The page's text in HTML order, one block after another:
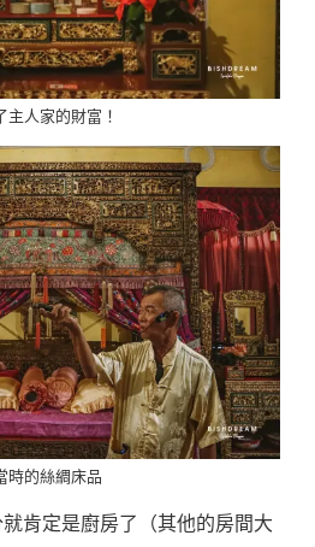
主人家的財富！
時的絲綢床品
肯定是廚房了（其他的房間大